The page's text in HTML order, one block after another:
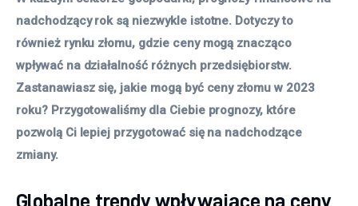
Więcej
nadchodzący rok są niezwykle istotne. Dotyczy to
również rynku złomu, gdzie ceny mogą znacząco
wpływać na działalność różnych przedsiębiorstw.
Zastanawiasz się, jakie mogą być ceny złomu w 2023
roku? Przygotowaliśmy dla Ciebie prognozy, które
pozwolą Ci lepiej przygotować się na nadchodzące
zmiany.
Globalne trendy wpływające na ceny